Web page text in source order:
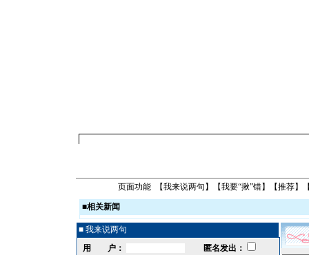
页面功能 【我来说两句 】【我要“揪”错】【推荐】
■相关新闻
■ 我来说两句
用 户：
匿名发出：